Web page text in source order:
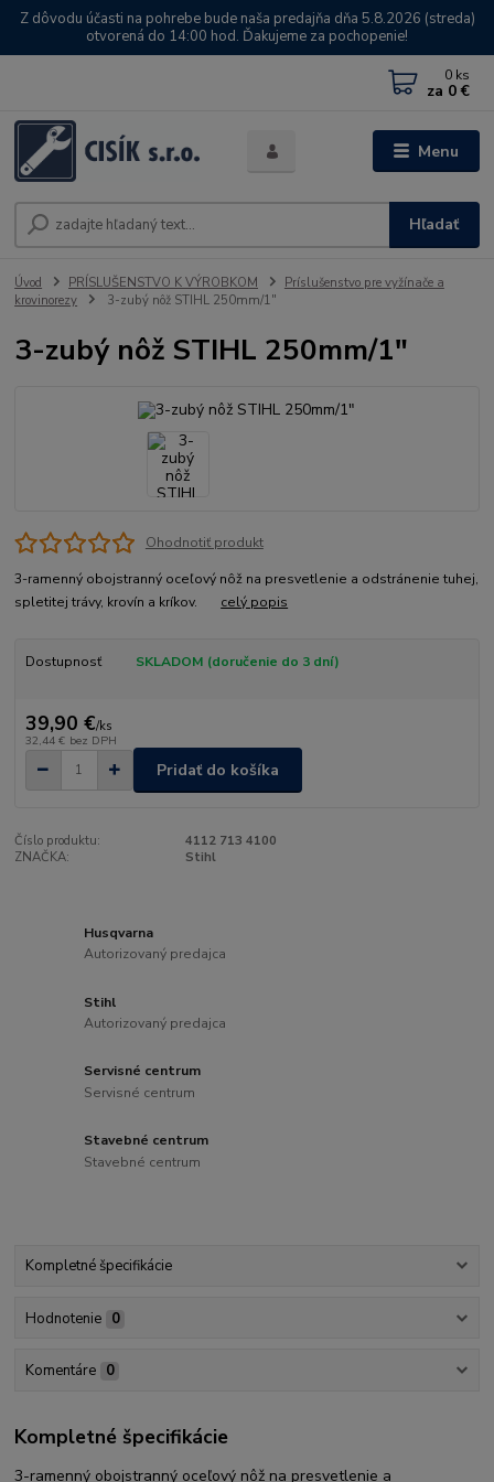
Z dôvodu účasti na pohrebe bude naša predajňa dňa 5.8.2026 (streda)
otvorená do 14:00 hod. Ďakujeme za pochopenie!
Menu
Hľadať
0 ks
za 0 €
Úvod PRÍSLUŠENSTVO K VÝROBKOM
Príslušenstvo pre vyžínače a
krovinorezy
3-zubý nôž STIHL 250mm/1"
3-zubý nôž STIHL 250mm/1"
Ohodnotiť produkt
3-ramenný obojstranný oceľový nôž na presvetlenie a odstránenie tuhej,
spletitej trávy, krovín a kríkov. celý popis
Dostupnosť SKLADOM (doručenie do 3 dní)
39,90 €/ks
32,44 € bez DPH
Pridať do košíka
Číslo produktu:
4112 713 4100
ZNAČKA:
Stihl
Husqvarna
Autorizovaný predajca
Stihl
Autorizovaný predajca
Servisné centrum
Servisné centrum
Stavebné centrum
Stavebné centrum
Kompletné špecifikácie
Hodnotenie 0
Komentáre 0
Kompletné špecifikácie
3-ramenný obojstranný oceľový nôž na presvetlenie a